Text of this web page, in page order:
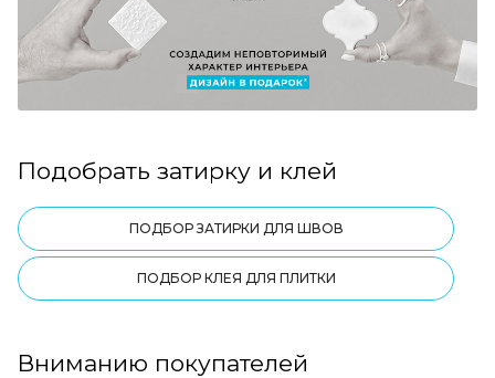
Подобрать затирку и клей
ПОДБОР ЗАТИРКИ ДЛЯ ШВОВ
ПОДБОР КЛЕЯ ДЛЯ ПЛИТКИ
Вниманию покупателей